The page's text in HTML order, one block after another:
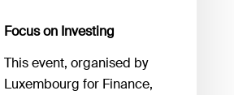
Focus on Investing
This event, organised by
Luxembourg for Finance,